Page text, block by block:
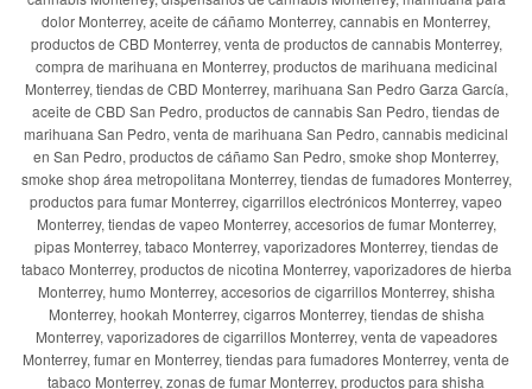
dolor Monterrey, aceite de cáñamo Monterrey, cannabis en Monterrey,
productos de CBD Monterrey, venta de productos de cannabis Monterrey,
compra de marihuana en Monterrey, productos de marihuana medicinal
Monterrey, tiendas de CBD Monterrey, marihuana San Pedro Garza García,
aceite de CBD San Pedro, productos de cannabis San Pedro, tiendas de
marihuana San Pedro, venta de marihuana San Pedro, cannabis medicinal
en San Pedro, productos de cáñamo San Pedro, smoke shop Monterrey,
smoke shop área metropolitana Monterrey, tiendas de fumadores Monterrey,
productos para fumar Monterrey, cigarrillos electrónicos Monterrey, vapeo
Monterrey, tiendas de vapeo Monterrey, accesorios de fumar Monterrey,
pipas Monterrey, tabaco Monterrey, vaporizadores Monterrey, tiendas de
tabaco Monterrey, productos de nicotina Monterrey, vaporizadores de hierba
Monterrey, humo Monterrey, accesorios de cigarrillos Monterrey, shisha
Monterrey, hookah Monterrey, cigarros Monterrey, tiendas de shisha
Monterrey, vaporizadores de cigarrillos Monterrey, venta de vapeadores
Monterrey, fumar en Monterrey, tiendas para fumadores Monterrey, venta de
tabaco Monterrey, zonas de fumar Monterrey, productos para shisha